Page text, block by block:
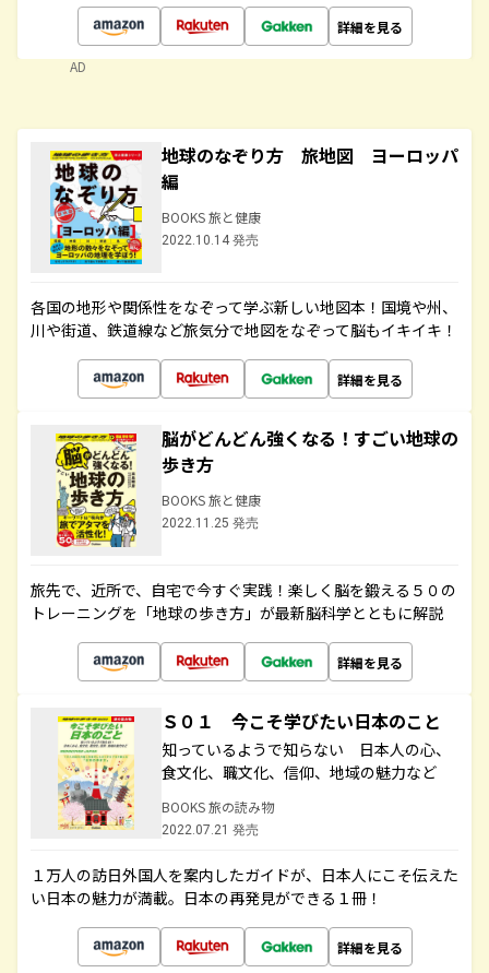
詳細を見る
AD
地球のなぞり方 旅地図 ヨーロッパ
編
BOOKS 旅と健康
2022.10.14 発売
各国の地形や関係性をなぞって学ぶ新しい地図本！国境や州、
川や街道、鉄道線など旅気分で地図をなぞって脳もイキイキ！
詳細を見る
脳がどんどん強くなる！すごい地球の
歩き方
BOOKS 旅と健康
2022.11.25 発売
旅先で、近所で、自宅で今すぐ実践！楽しく脳を鍛える５０の
トレーニングを「地球の歩き方」が最新脳科学とともに解説
詳細を見る
Ｓ０１ 今こそ学びたい日本のこと
知っているようで知らない 日本人の心、
食文化、職文化、信仰、地域の魅力など
BOOKS 旅の読み物
2022.07.21 発売
１万人の訪日外国人を案内したガイドが、日本人にこそ伝えた
い日本の魅力が満載。日本の再発見ができる１冊！
詳細を見る